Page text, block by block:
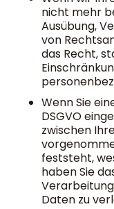
nicht mehr
Ausübung,
von
das Recht,
Wenn Sie
DSGVO
zwischen
feststeht,
haben Sie
Daten zu